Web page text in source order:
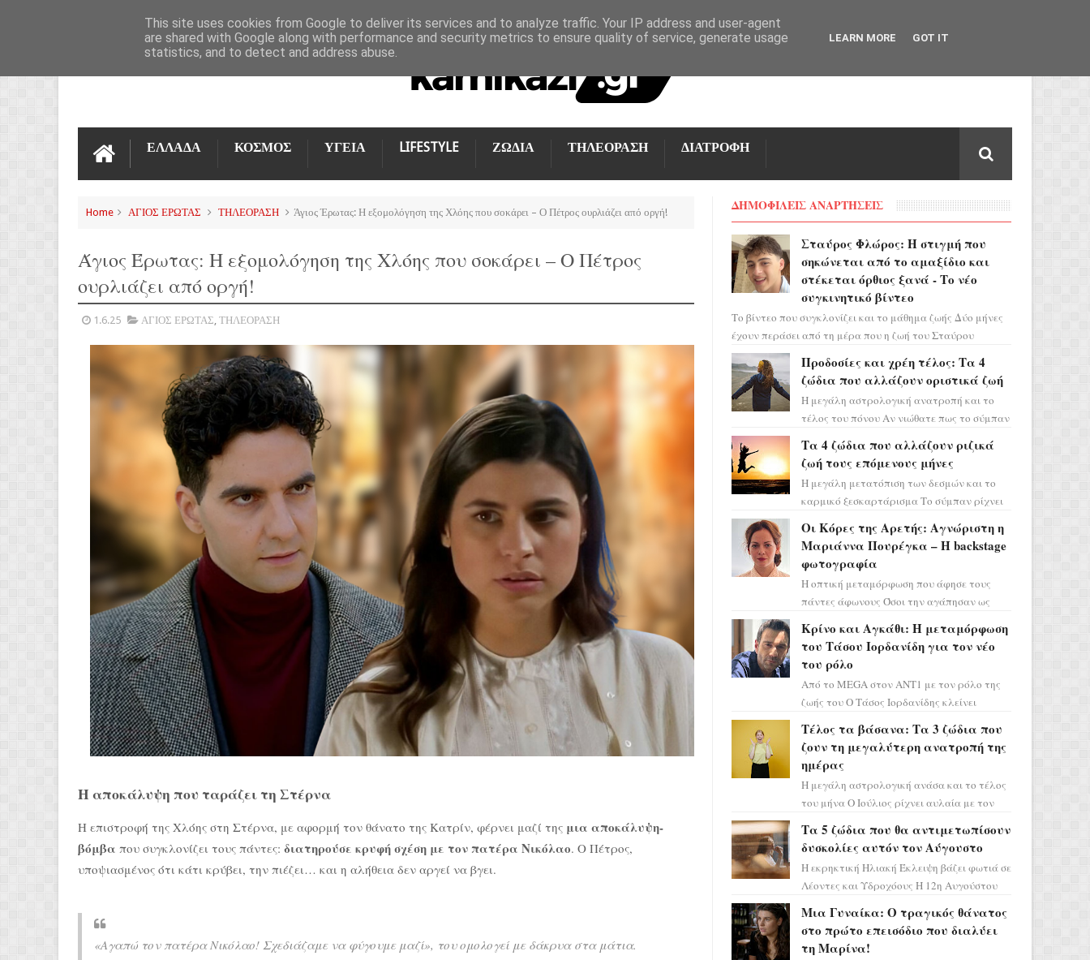
ΕΠΙΚΟΙΝΩΝΊΑ
ΕΛΛΑΔΑ ΚΟΣΜΟΣ ΥΓΕΙΑ LIFESTYLE ΖΩΔΙΑ ΤΗΛΕΟΡΑΣΗ ΔΙΑΤΡΟΦΗ
Home ΑΓΙΟΣ ΕΡΩΤΑΣ ΤΗΛΕΟΡΑΣΗ Άγιος Έρωτας: Η εξομολόγηση της Χλόης που σοκάρει – Ο Πέτρος ουρλιάζει από οργή!
Άγιος Έρωτας: Η εξομολόγηση της Χλόης που σοκάρει – Ο Πέτρος
ουρλιάζει από οργή!
1.6.25 ΑΓΙΟΣ ΕΡΩΤΑΣ, ΤΗΛΕΟΡΑΣΗ
Η αποκάλυψη που ταράζει τη Στέρνα
Η επιστροφή της Χλόης στη Στέρνα, με αφορμή τον θάνατο της Κατρίν, φέρνει μαζί της μια αποκάλυψη-
βόμβα που συγκλονίζει τους πάντες: διατηρούσε κρυφή σχέση με τον πατέρα Νικόλαο. Ο Πέτρος,
υποψιασμένος ότι κάτι κρύβει, την πιέζει… και η αλήθεια δεν αργεί να βγει.
«Αγαπώ τον πατέρα Νικόλαο! Σχεδιάζαμε να φύγουμε μαζί», του ομολογεί με δάκρυα στα μάτια.
ΔΗΜΟΦΙΛΕΙΣ ΑΝΑΡΤΗΣΕΙΣ
Σταύρος Φλώρος: Η στιγμή που
σηκώνεται από το αμαξίδιο και
στέκεται όρθιος ξανά - Το νέο
συγκινητικό βίντεο
Το βίντεο που συγκλονίζει και το μάθημα ζωής Δύο μήνες
έχουν περάσει από τη μέρα που η ζωή του Σταύρου
Φλώρου άλλαξε για πάντα. Ο πρώην...
Προδοσίες και χρέη τέλος: Τα 4
ζώδια που αλλάζουν οριστικά ζωή
Η μεγάλη αστρολογική ανατροπή και το
τέλος του πόνου Αν νιώθατε πως το σύμπαν
πάρετε μια βαθιά α...
Τα 4 ζώδια που αλλάζουν ριζικά
ζωή τους επόμενους μήνες
Η μεγάλη μετατόπιση των δεσμών και το
καρμικό ξεσκαρτάρισμα Το σύμπαν ρίχνει
προειδοποιεί: οι σελην...
Οι Κόρες της Αρετής: Αγνώριστη η
Μαριάννα Πουρέγκα – H backstage
φωτογραφία
Η οπτική μεταμόρφωση που άφησε τους
πάντες άφωνους Όσοι την αγάπησαν ως
πρέπει τώρα να προετοιμαστο...
Κρίνο και Αγκάθι: Η μεταμόρφωση
του Τάσου Ιορδανίδη για τον νέο
του ρόλο
Από το MEGA στον ΑΝΤ1 με τον ρόλο της
ζωής του Ο Τάσος Ιορδανίδης κλείνει
επιτυχίας «Μια Νύχτα Μόνο» ...
Τέλος τα βάσανα: Τα 3 ζώδια που
ζουν τη μεγαλύτερη ανατροπή της
ημέρας
Η μεγάλη αστρολογική ανάσα και το τέλος
του μήνα Ο Ιούλιος ρίχνει αυλαία με τον
περνάει στο ζώδιο τω...
Τα 5 ζώδια που θα αντιμετωπίσουν
δυσκολίες αυτόν τον Αύγουστο
Η εκρηκτική Ηλιακή Έκλειψη βάζει φωτιά σε
Λέοντες και Υδροχόους Η 12η Αυγούστου
χάους, καθώς η Ηλια...
Μια Γυναίκα: Ο τραγικός θάνατος
στο πρώτο επεισόδιο που διαλύει
τη Μαρίνα!
This site uses cookies from Google to deliver its services and to analyze traffic. Your IP address and user-agent
are shared with Google along with performance and security metrics to ensure quality of service, generate usage
statistics, and to detect and address abuse.
LEARN MORE GOT IT